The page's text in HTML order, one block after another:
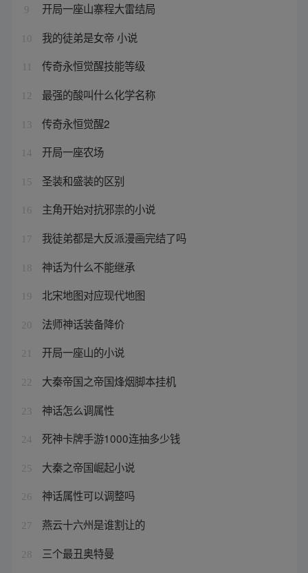
9 开局一座山寨程大雷结局
10 我的徒弟是女帝 小说
传奇永恒觉醒技能等级
12 最强的酸叫什么化学名称
13 传奇永恒觉醒2
14 开局一座农场
15 圣装和盛装的区别
16 主角开始对抗邪祟的小说
17 我徒弟都是大反派漫画完结了吗
18 神话为什么不能继承
19 北宋地图对应现代地图
20 法师神话装备降价
21 开局一座山的小说
22 大秦帝国之帝国烽烟脚本挂机
23 神话怎么调属性
24 死神卡牌手游1000连抽多少钱
25 大秦之帝国崛起小说
26 神话属性可以调整吗
27 燕云十六州是谁割让的
28 三个最丑奥特曼